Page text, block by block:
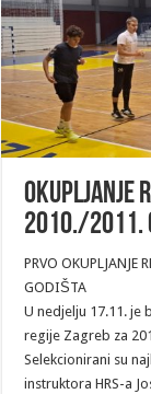
OKUPLJANJE
2010./2011.
PRVO OKUPLJANJE
GODIŠTA
U nedjelju 17.11. je
regije Zagreb za
Selekcionirani su
instruktora HRS-a